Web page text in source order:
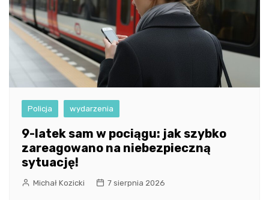
Policja wydarzenia
9-latek sam w pociągu: jak szybko
zareagowano na niebezpieczną
sytuację!
Michał Kozicki 7 sierpnia 2026